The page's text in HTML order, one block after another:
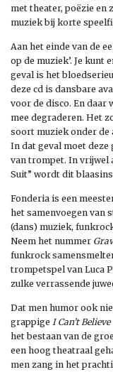
met theater, poëzie en
muziek bij korte
Aan het einde van de
op de muziek’. Je kunt
geval is het
deze cd is dansbare
voor de disco. En daar
mee degraderen. Het
soort muziek onder de
In dat geval moet
van trompet. In vrijwel
Suit” wordt dit
Fonderia is een
het samenvoegen van
(dans) muziek,
Neem het nummer
funkrock
trompetspel van Luca
zulke verrassende
Dat men humor ook
grappige I Can’t
het bestaan van de
een hoog theatraal
men zang in het